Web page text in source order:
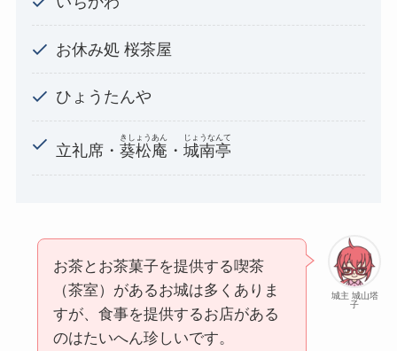
お休み処 桜茶屋
ひょうたんや
立礼席・ 葵松庵
きしょうあん
・ 城南亭
じょうなんて
城主 城山塔
子
お茶とお茶菓子を提供する喫茶
（茶室）があるお城は多くありま
すが、食事を提供するお店がある
のはたいへん珍しいです。